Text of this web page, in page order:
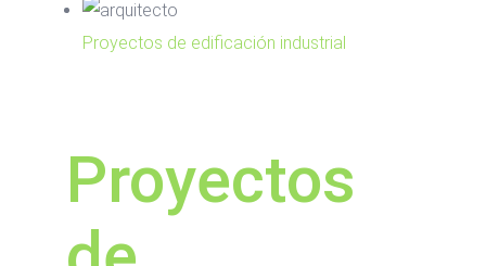
Proyectos de edificación industrial
Proyectos